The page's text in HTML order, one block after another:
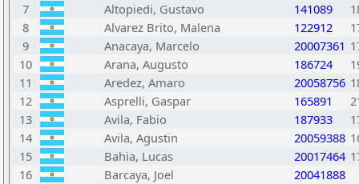
7
Altopiedi, Gustavo 141089
8
Alvarez Brito, Malena 122912
9
Anacaya, Marcelo 20007361
10
Arana, Augusto 186724
11
Aredez, Amaro 20058756
12
Asprelli, Gaspar 165891
13
Avila, Fabio 187933
14
Avila, Agustin 20059388
15
Bahia, Lucas 20017464
16
Barcaya, Joel
20041888